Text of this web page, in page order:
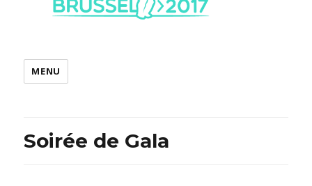
MENU
Soirée de Gala